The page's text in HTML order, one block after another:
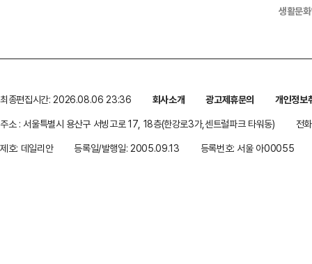
생활문
최종편집시간: 2026.08.06 23:36 회사소개 광고제휴문의
개인정보
주소 : 서울특별시 용산구 서빙고로 17, 18층(한강로3가,센트럴파크 타워동)
전
제호: 데일리안
등록일/발행일: 2005.09.13 등록번호: 서울 아00055